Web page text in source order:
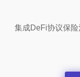
集成DeFi协议保